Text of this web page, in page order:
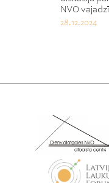
NVO
28.12.2024